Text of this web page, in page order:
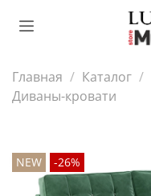
Главная Каталог
Диваны-кровати
NEW -26%